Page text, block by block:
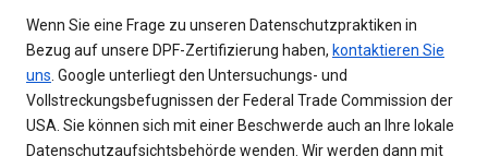
Wenn Sie eine Frage zu unseren Datenschutzpraktiken in
Bezug auf unsere DPF-Zertifizierung haben, kontaktieren Sie
uns. Google unterliegt den Untersuchungs- und
Vollstreckungsbefugnissen der Federal Trade Commission der
USA. Sie können sich mit einer Beschwerde auch an Ihre lokale
Datenschutzaufsichtsbehörde wenden. Wir werden dann mit